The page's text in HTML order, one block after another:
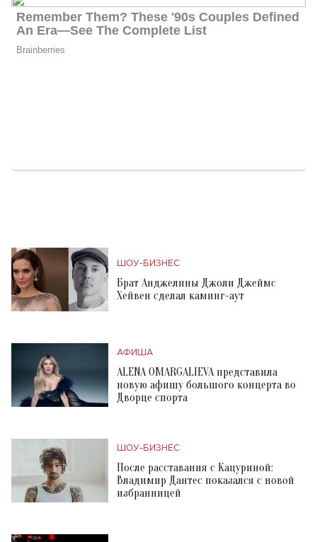
ШОУ-БИЗНЕС
Брат Анджелины Джоли Джеймс
Хейвен сделал каминг-аут
АФИША
ALENA OMARGALIEVA представила
новую афишу большого концерта во
Дворце спорта
ШОУ-БИЗНЕС
После расставания с Кацуриной:
Владимир Дантес показался с новой
избранницей